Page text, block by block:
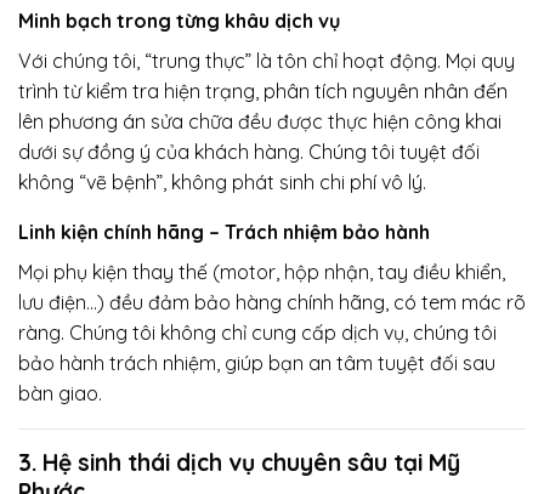
Minh bạch trong từng khâu dịch vụ
Với chúng tôi, “trung thực” là tôn chỉ hoạt động. Mọi quy
trình từ kiểm tra hiện trạng, phân tích nguyên nhân đến
lên phương án sửa chữa đều được thực hiện công khai
dưới sự đồng ý của khách hàng. Chúng tôi tuyệt đối
không “vẽ bệnh”, không phát sinh chi phí vô lý.
Linh kiện chính hãng – Trách nhiệm bảo hành
Mọi phụ kiện thay thế (motor, hộp nhận, tay điều khiển,
lưu điện…) đều đảm bảo hàng chính hãng, có tem mác rõ
ràng. Chúng tôi không chỉ cung cấp dịch vụ, chúng tôi
bảo hành trách nhiệm, giúp bạn an tâm tuyệt đối sau
bàn giao.
3. Hệ sinh thái dịch vụ chuyên sâu tại Mỹ